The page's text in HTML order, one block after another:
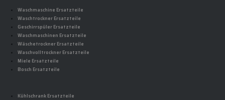
Waschmaschine Ersatzteile
Waschtrockner Ersatzteile
Geschirrspüler Ersatzteile
Waschmaschinen Ersatzteile
Wäschetrockner Ersatzteile
Waschvolltrockner Ersatzteile
Miele Ersatzteile
Bosch Ersatzteile
Kühlschrank Ersatzteile